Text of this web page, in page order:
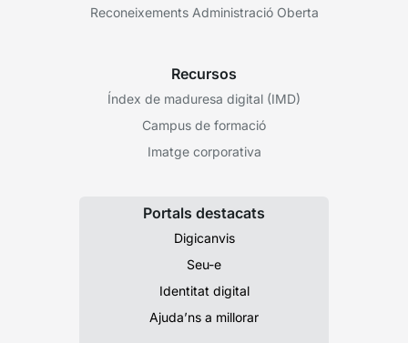
Reconeixements Administració Oberta
Recursos
Índex de maduresa digital (IMD)
Campus de formació
Imatge corporativa
Portals destacats
Digicanvis
Seu-e
Identitat digital
Ajuda’ns a millorar